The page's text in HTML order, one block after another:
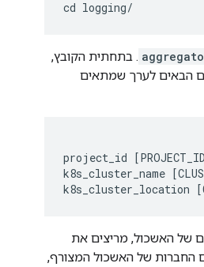
. בתחתית הקובץ,
לערך שמתאים
project_id
k8s_cluster_name
האשכול, מריצים את
של האשכול המצורף,